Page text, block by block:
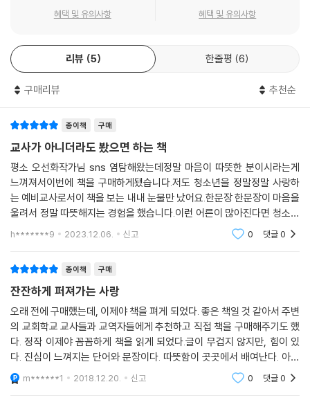
며 깨닫는다. 그 진심은 그녀뿐만 아니라 우리 모두에게 주어진 선물이라
용하는 것이다. 이 책은 우리에게 주어진 진심이란 선물을 먼저 사용해본
사람이 쓴 리뷰다. 이 책을 통해 아이들을 온 맘 다해 사랑하고 지켜주는 제
2, 제3의 써나쌤이 나타나리라 기대하고 응원한다.
- 전효실 (방송인, 라이프코치, 커넥션교회 사모)
혜택 및 유의사항 혜택 및 유의사항
리뷰 5 한줄평 6
구매리뷰 추천순
종이책 구매
교사가 아니더라도 봤으면 하는 책
평소 오선화작가님 sns 염탐해왔는데정말 마음이 따뜻한 분이시라는게
느껴져서이번에 책을 구매하게됐습니다.저도 청소년을 정말정말 사랑하
는 예비교사로서이 책을 보는 내내 눈물만 났어요.한문장 한문장이 마음을
울려서 정말 따뜻해지는 경험을 했습니다.이런 어른이 많아진다면 청소년
들도 더 밝게 살아갈 수 있을거라 생각해요. 저도 그런 어른, 교사가 되고자
h*******9 2023.12.06. 신고 0 댓글0
종이책 구매
잔잔하게 퍼져가는 사랑
오래 전에 구매했는데, 이제야 책을 펴게 되었다. 좋은 책일 것 같아서 주변
의 교회학교 교사들과 교역자들에게 추천하고 직접 책을 구매해주기도 했
다. 정작 이제야 꼼꼼하게 책을 읽게 되었다.글이 무겁지 않지만, 힘이 있
다. 진심이 느껴지는 단어와 문장이다. 따뜻함이 곳곳에서 배여난다. 아이
들을 사랑하는 마음이 물씬 풍겨난다. 교사를 하다보면, 아이들을 담당하
다보면 실패감이
m******1 2018.12.20. 신고 0 댓글0